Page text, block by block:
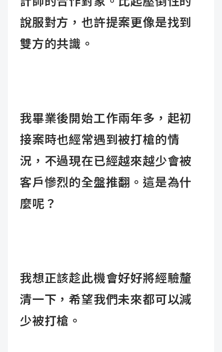
說服對方，也許提案更像是找到
雙方的共識。
我畢業後開始工作兩年多，起初
接案時也經常遇到被打槍的情
況，不過現在已經越來越少會被
客戶慘烈的全盤推翻。這是為什
麼呢？
我想正該趁此機會好好將經驗釐
清一下，希望我們未來都可以減
少被打槍。